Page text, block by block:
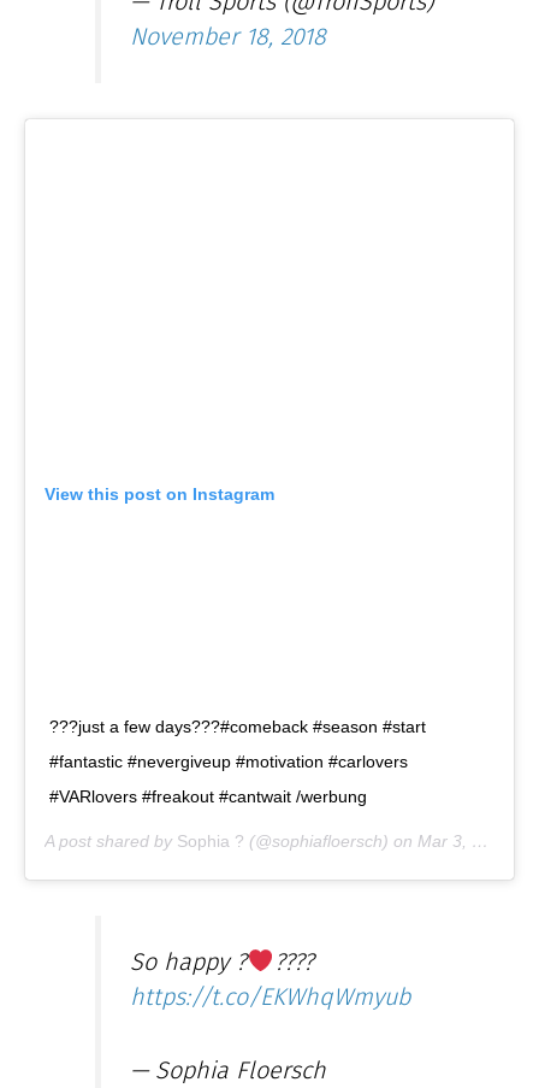
November 18, 2018
View this post on Instagram
???just a few days???#comeback #season #start
#fantastic #nevergiveup #motivation #carlovers
#VARlovers #freakout #cantwait /werbung
A post shared by Sophia ? (@sophiafloersch) on Mar 3, 2019 at 9:07am PST
So happy ?
????
https://t.co/EKWhqWmyub
— Sophia Floersch